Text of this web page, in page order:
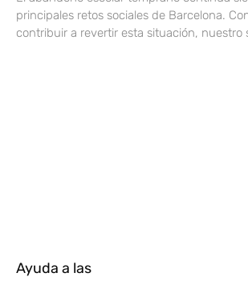
principales retos sociales de Barcelona.
contribuir a revertir esta situación, nuestro
Ayuda a las